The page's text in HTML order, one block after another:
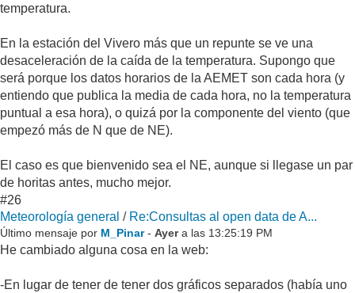
temperatura.
En la estación del Vivero más que un repunte se ve una
desaceleración de la caída de la temperatura. Supongo que
será porque los datos horarios de la AEMET son cada hora (y
entiendo que publica la media de cada hora, no la temperatura
puntual a esa hora), o quizá por la componente del viento (que
empezó más de N que de NE).
El caso es que bienvenido sea el NE, aunque si llegase un par
de horitas antes, mucho mejor.
#26
Meteorología general / Re:Consultas al open data de A...
Último mensaje por M_Pinar - Ayera las 13:25:19 PM
He cambiado alguna cosa en la web:
-En lugar de tener de tener dos gráficos separados (había uno